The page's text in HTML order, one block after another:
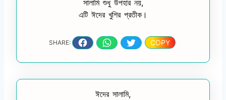
সালামি শুধু উপহার নয়,
এটি ঈদের খুশির প্রতীক।
SHARE: COPY
ঈদের সালামি,